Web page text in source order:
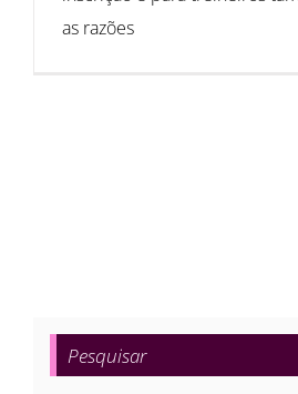
as razões
Pesquisar